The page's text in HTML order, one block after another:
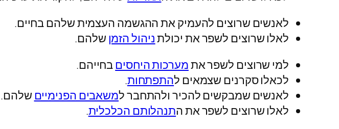
לאנשים שרוצים להעמיק את ההגשמה העצמית שלהם בחיים.
לאלו שרוצים לשפר את יכולתניהול הזמן שלהם.
למי שרוצים לשפר אתמערכות היחסיםבחייהם.
לכאלו סקרנים שצמאים להתפתחות.
לאנשים שמבקשים להכיר ולהתחבר למשאבים הפנימיים שלהם.
לאלו שרוצים לשפר את התנהלותם הכלכלית.